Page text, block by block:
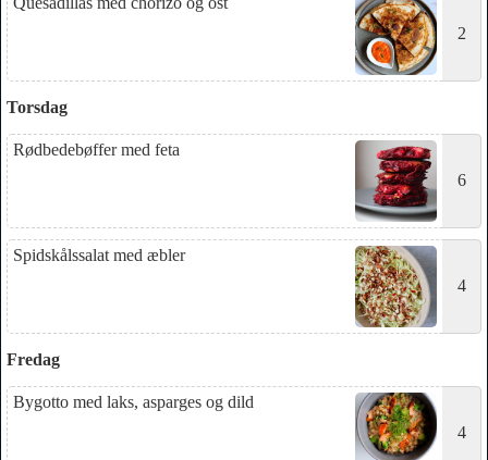
2
Torsdag
Rødbedebøffer med feta
6
Spidskålssalat med æbler
4
Fredag
Bygotto med laks, asparges og dild
4